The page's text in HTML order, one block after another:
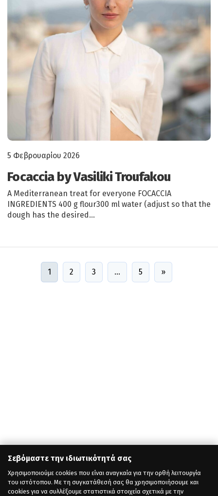
Σεβόμαστε την ιδιωτικότητά σας
Χρησιμοποιούμε cookies που είναι αναγκαία για την ορθή λειτουργία
του ιστότοπου. Με τη συγκατάθεσή σας θα χρησιμοποιήσουμε και
cookies για να συλλέξουμε στατιστικά στοιχεία σχετικά με την
5 Φεβρουαρίου 2026
Focaccia by Vasiliki Troufakou
A Mediterranean treat for everyone FOCACCIA
INGREDIENTS 400 g flour300 ml water (adjust so that the
dough has the desired…
1 2 3 … 5 »